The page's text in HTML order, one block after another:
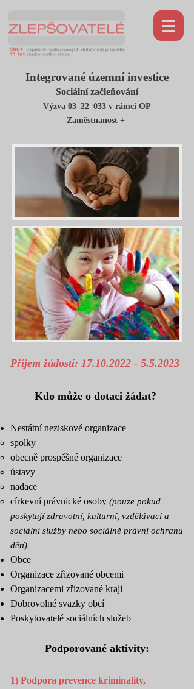
Integrované územní investice
Sociální začleňování
Výzva 03_22_033 v rámci OP
Zaměstnanost +
Příjem žádostí: 17.10.2022 - 5.5.2023
Kdo může o dotaci žádat?
Nestátní neziskové organizace
spolky
obecně prospěšné organizace
ústavy
nadace
církevní právnické osoby (pouze pokud
poskytují zdravotní, kulturní, vzdělávací a
sociální služby nebo sociálně právní ochranu
dětí)
Obce
Organizace zřizované obcemi
Organizacemi zřizované kraji
Dobrovolné svazky obcí
Poskytovatelé sociálních služeb
Podporované aktivity:
1) Podpora prevence kriminality,